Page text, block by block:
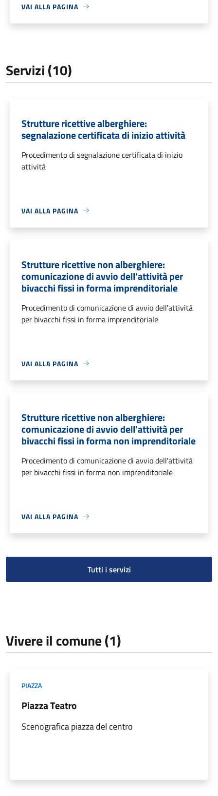
VAI ALLA PAGINA
Servizi (10)
Strutture ricettive alberghiere:
segnalazione certificata di inizio attività
Procedimento di segnalazione certificata di inizio
attività
VAI ALLA PAGINA
Strutture ricettive non alberghiere:
comunicazione di avvio dell'attività per
bivacchi fissi in forma imprenditoriale
Procedimento di comunicazione di avvio dell'attività
per bivacchi fissi in forma imprenditoriale
VAI ALLA PAGINA
Strutture ricettive non alberghiere:
comunicazione di avvio dell'attività per
bivacchi fissi in forma non imprenditoriale
Procedimento di comunicazione di avvio dell'attività
per bivacchi fissi in forma non imprenditoriale
VAI ALLA PAGINA
Tutti i servizi
Vivere il comune (1)
PIAZZA
Piazza Teatro
Scenografica piazza del centro